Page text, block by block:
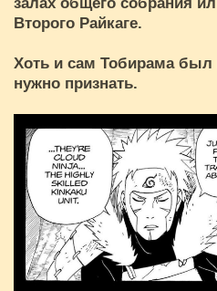
залах общего собрания
Второго Райкаге.
Хоть и сам Тобирама был
нужно признать.